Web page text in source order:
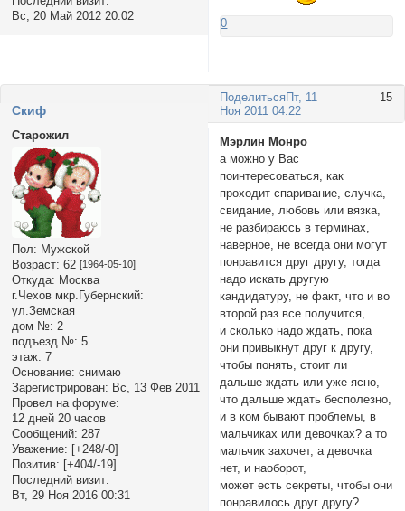
Вс, 20 Май 2012 20:02
0
Поделиться 15
Пт, 11
Ноя 2011 04:22
Cкиф
Старожил
Пол: Мужской
Возраст: 62 [1964-05-10]
Откуда: Москва
г.Чехов мкр.Губернский:
ул.Земская
дом №: 2
подъезд №: 5
этаж: 7
Основание: снимаю
Зарегистрирован: Вс, 13 Фев 2011
Провел на форуме:
12 дней 20 часов
Сообщений: 287
Уважение: [+248/-0]
Позитив: [+404/-19]
Последний визит:
Вт, 29 Ноя 2016 00:31
Мэрлин Монро
а можно у Вас
поинтересоваться, как
проходит спаривание, случка,
свидание, любовь или вязка,
не разбираюсь в терминах,
наверное, не всегда они могут
понравится друг другу, тогда
надо искать другую
кандидатуру, не факт, что и во
второй раз все получится,
и сколько надо ждать, пока
они привыкнут друг к другу,
чтобы понять, стоит ли
дальше ждать или уже ясно,
что дальше ждать бесполезно,
и в ком бывают проблемы, в
мальчиках или девочках? а то
мальчик захочет, а девочка
нет, и наоборот,
может есть секреты, чтобы они
понравилось друг другу?